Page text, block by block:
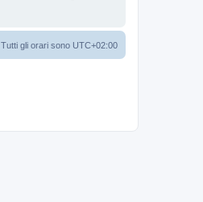
Tutti gli orari sono UTC+02:00